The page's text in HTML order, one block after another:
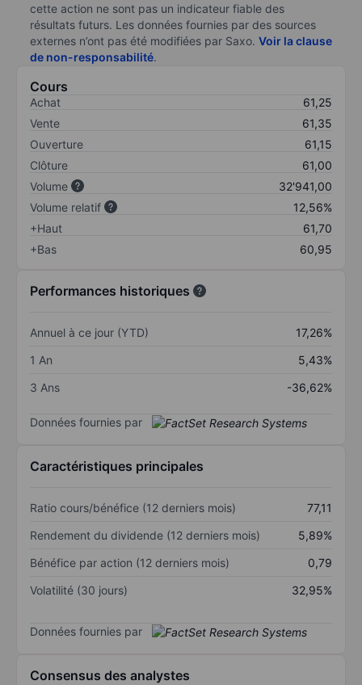
cette action ne sont pas un indicateur fiable des
résultats futurs. Les données fournies par des sources
externes n’ont pas été modifiées par Saxo. Voir la clause
de non-responsabilité.
Cours
Achat
61,25
Vente
61,35
Ouverture
61,15
Clôture
61,00
Volume
32'941,00
Volume relatif
12,56%
+Haut
61,70
+Bas
60,95
Performances historiques
Annuel à ce jour (YTD)
17,26%
1 An
5,43%
3 Ans
-36,62%
Données fournies par
Caractéristiques principales
Ratio cours/bénéfice (12 derniers mois)
77,11
Rendement du dividende (12 derniers mois)
5,89%
Bénéfice par action (12 derniers mois)
0,79
Volatilité (30 jours)
32,95%
Données fournies par
Consensus des analystes